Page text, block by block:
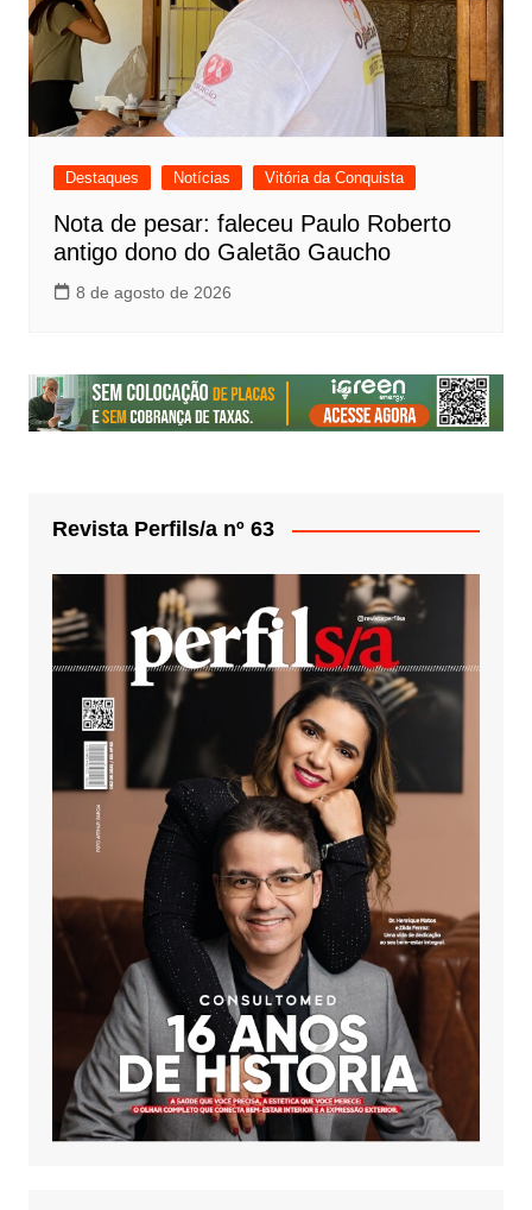
Destaques Notícias Vitória da Conquista
Nota de pesar: faleceu Paulo Roberto
antigo dono do Galetão Gaucho
8 de agosto de 2026
Revista Perfils/a nº 63